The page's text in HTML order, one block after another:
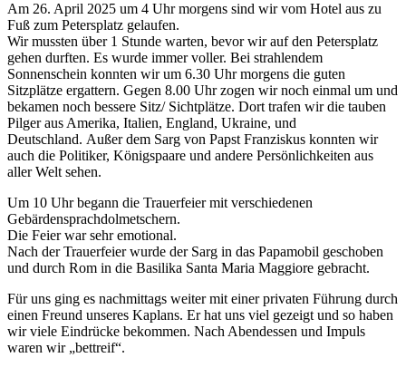
Am 26. April 2025 um 4 Uhr morgens sind wir vom Hotel aus zu
Fuß zum Petersplatz gelaufen.
Wir mussten über 1 Stunde warten, bevor wir auf den Petersplatz
gehen durften. Es wurde immer voller. Bei strahlendem
Sonnenschein konnten wir um 6.30 Uhr morgens die guten
Sitzplätze ergattern. Gegen 8.00 Uhr zogen wir noch einmal um und
bekamen noch bessere Sitz/ Sichtplätze. Dort trafen wir die tauben
Pilger aus Amerika, Italien, England, Ukraine, und
Deutschland. Außer dem Sarg von Papst Franziskus konnten wir
auch die Politiker, Königspaare und andere Persönlichkeiten aus
aller Welt sehen.
Um 10 Uhr begann die Trauerfeier mit verschiedenen
Gebärdensprachdolmetschern.
Die Feier war sehr emotional.
Nach der Trauerfeier wurde der Sarg in das Papamobil geschoben
und durch Rom in die Basilika Santa Maria Maggiore gebracht.
Für uns ging es nachmittags weiter mit einer privaten Führung durch
einen Freund unseres Kaplans. Er hat uns viel gezeigt und so haben
wir viele Eindrücke bekommen. Nach Abendessen und Impuls
waren wir „bettreif“.